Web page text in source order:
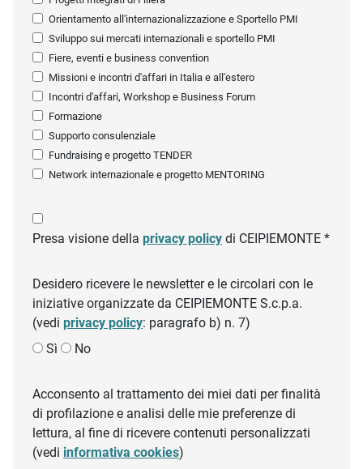
Orientamento all'internazionalizzazione e Sportello PMI
Sviluppo sui mercati internazionali e sportello PMI
Fiere, eventi e business convention
Missioni e incontri d'affari in Italia e all'estero
Incontri d'affari, Workshop e Business Forum
Formazione
Supporto consulenziale
Fundraising e progetto TENDER
Network internazionale e progetto MENTORING
Presa visione della privacy policy di CEIPIEMONTE *
Desidero ricevere le newsletter e le circolari con le
iniziative organizzate da CEIPIEMONTE S.c.p.a.
(vedi privacy policy: paragrafo b) n. 7)
Sì
No
Acconsento al trattamento dei miei dati per finalità
di profilazione e analisi delle mie preferenze di
lettura, al fine di ricevere contenuti personalizzati
(vedi informativa cookies)